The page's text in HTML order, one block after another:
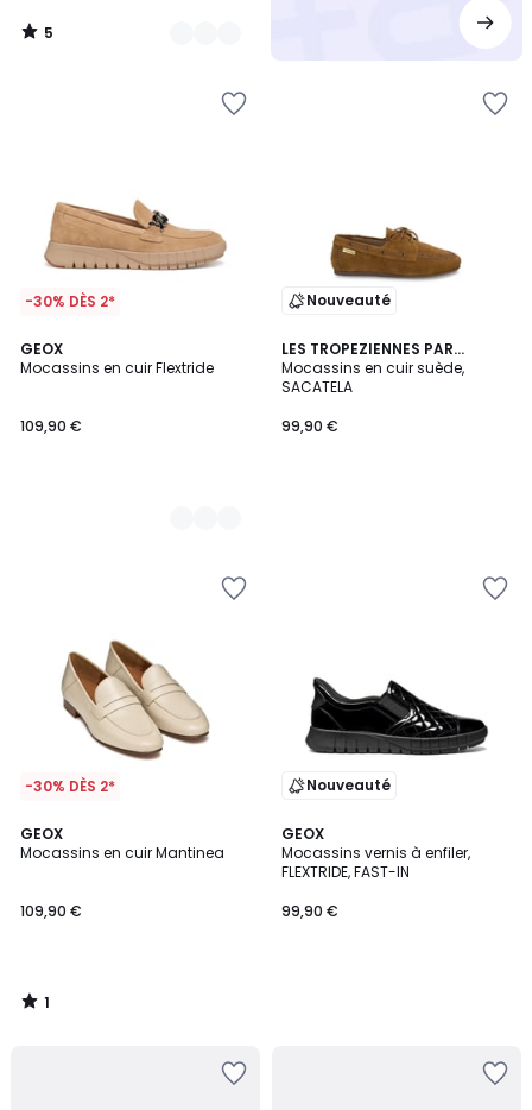
5
/
-30% DÈS 2*
GEOX
Mocassins en cuir Flextride
109,90 €
2
Couleurs
Nouveauté
LES TROPEZIENNES PAR
M.BELARBI
Mocassins en cuir suède,
SACATELA
99,90 €
-30% DÈS 2*
GEOX
Mocassins en cuir Mantinea
109,90 €
1
/
1
/
Nouveauté
GEOX
Mocassins vernis à enfiler,
FLEXTRIDE, FAST-IN
99,90 €